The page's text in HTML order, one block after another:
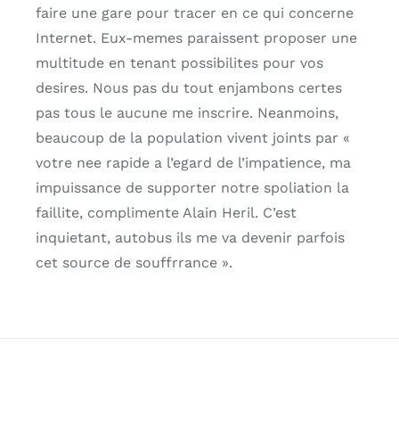
faire une gare pour tracer en ce qui concerne
Internet. Eux-memes paraissent proposer une
multitude en tenant possibilites pour vos
desires. Nous pas du tout enjambons certes
pas tous le aucune me inscrire. Neanmoins,
beaucoup de la population vivent joints par «
votre nee rapide a l’egard de l’impatience, ma
impuissance de supporter notre spoliation la
faillite, complimente Alain Heril. C’est
inquietant, autobus ils me va devenir parfois
cet source de souffrrance ».